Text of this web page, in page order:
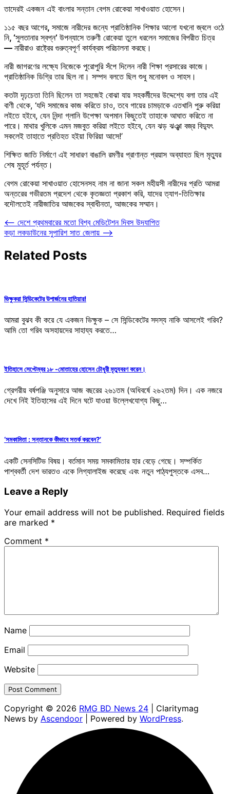
তাদেরই একজন এই বাংলার সন্তান বেগম রোকেয়া সাখাওয়াত হোসেন।
১১৫ বছর আগের, সমাজে নারীদের জন্যে প্রাতিষ্ঠানিক শিক্ষার আলো যখনো জ্বলে ওঠে
নি, ‘সুলতানার স্বপ্ন’ উপন্যাসে তরুণী রোকেয়া তুলে ধরলেন সমাজের বিপরীত চিত্র
— নারীরাও রাষ্ট্রের গুরুত্বপূর্ণ কার্যক্রম পরিচালনা করছে।
নারী জাগরণের লক্ষ্যে নিজেকে পুরোপুরি সঁপে দিলেন নারী শিক্ষা প্রসারের কাজে।
প্রাতিষ্ঠানিক ডিগ্রি তার ছিল না। সম্পদ বলতে ছিল শুধু মনোবল ও সাহস।
কতটা দৃঢ়চেতা তিনি ছিলেন তা সহজেই বোঝা যায় সহকর্মীদের উদ্দেশ্যে বলা তার এই
বাণী থেকে, ‘যদি সমাজের কাজ করিতে চাও, তবে গায়ের চামড়াকে এতখানি পুরু করিয়া
লইতে হইবে, যেন নিন্দা গ্লানি উপেক্ষা অপমান কিছুতেই তাহাকে আঘাত করিতে না
পারে। মাথার খুলিকে এমন মজবুত করিয়া লইতে হইবে, যেন ঝড় ঝঞ্ঝা বজ্র বিদ্যুৎ
সকলেই তাহাতে প্রতিহত হইয়া ফিরিয়া আসে!’
শিক্ষিত জাতি নির্মাণে এই সাধারণ বাঙালি রমণীর প্রাণান্ত প্রয়াস অব্যাহত ছিল মৃত্যুর
শেষ মুহূর্ত পর্যন্ত।
বেগম রোকেয়া সাখাওয়াত হোসেনসহ নাম না জানা সকল মহীয়সী নারীদের প্রতি আমরা
অন্তরের গভীরতম প্রদেশ থেকে কৃতজ্ঞতা প্রকাশ করি, যাদের ত্যাগ-তিতিক্ষার
বদৌলতেই নারীজাতির আজকের স্বাধীনতা, আজকের সম্মান।
Post
navigation
⟵ দেশে প্রথমবারের মতো বিশ্ব মেডিটেশন দিবস উদযাপিত
কড়া লকডাউনের সুপারিশ সাত জেলায় ⟶
Related Posts
ভিক্ষুকরা সিন্ডিকেটের উপার্জনের হাতিয়ার!
আমরা বুঝব কী করে যে একজন ভিক্ষুক – সে সিন্ডিকেটের সদস্য নাকি আসলেই গরিব?
আমি তো গরিব অসহায়দের সাহায্য করতে…
ইতিহাসে সেপ্টেম্বর ১৮ -মোতাহের হোসেন চৌধুরী মৃত্যুবরণ করেন।
গ্রেগরীয় বর্ষপঞ্জি অনুসারে আজ বছরের ২৬১তম (অধিবর্ষে ২৬২তম) দিন। এক নজরে
দেখে নিই ইতিহাসের এই দিনে ঘটে যাওয়া উল্লেখযোগ্য কিছু…
‘সমকামিতা : সন্তানকে কীভাবে সতর্ক করবেন?’
একটি সেনসিটিভ বিষয়। বর্তমান সময় সমকামিতার হার বেড়ে গেছে। সম্পর্কিত
পাশ্ববর্তী দেশ ভারতও একে লিগ্যালাইজ করেছে এবং নতুন পাঠ্যপুস্তকে এসব…
Leave a Reply
Your email address will not be published. Required fields
are marked *
Comment *
Name
Email
Website
Copyright © 2026 RMG BD News 24 | Claritymag
News by Ascendoor | Powered by WordPress.